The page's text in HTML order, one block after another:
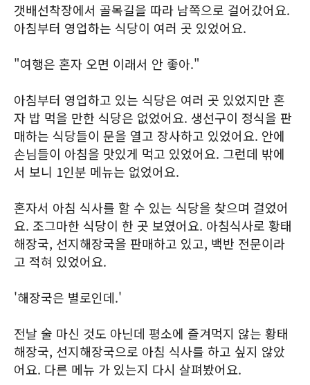
갯배선착장에서 골목길을 따라 남쪽으로 걸어갔어요.
아침부터 영업하는 식당이 여러 곳 있었어요.
"여행은 혼자 오면 이래서 안 좋아."
아침부터 영업하고 있는 식당은 여러 곳 있었지만 혼
자 밥 먹을 만한 식당은 없었어요. 생선구이 정식을 판
매하는 식당들이 문을 열고 장사하고 있었어요. 안에
손님들이 아침을 맛있게 먹고 있었어요. 그런데 밖에
서 보니 1인분 메뉴는 없었어요.
혼자서 아침 식사를 할 수 있는 식당을 찾으며 걸었어
요. 조그마한 식당이 한 곳 보였어요. 아침식사로 황태
해장국, 선지해장국을 판매하고 있고, 백반 전문이라
고 적혀 있었어요.
'해장국은 별로인데.'
전날 술 마신 것도 아닌데 평소에 즐겨먹지 않는 황태
해장국, 선지해장국으로 아침 식사를 하고 싶지 않았
어요. 다른 메뉴 가 있는지 다시 살펴봤어요.